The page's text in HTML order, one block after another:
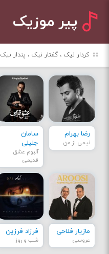
پیر موزیک
کردار نیک ، گفتار نیک ، پندار نیک
رضا بهرام
نیمی از من
سامان
جلیلی
آلبوم عشق
قدیمی
مازیار فلاحی
عروسی
فرزاد فرزین
شب و روز